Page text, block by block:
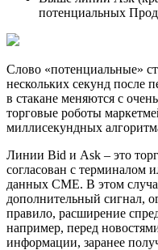
потенциальных
Слово «потенциальные»
нескольких секунд после
в стакане меняются с
торговые роботы
миллисекундных
Линии Bid и Ask – это
согласован с терминалом
данных CME. В этом
дополнительный сигнал,
правило, расширение
например, перед
информации, заранее